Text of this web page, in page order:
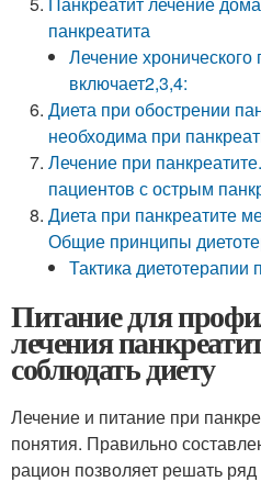
панкреатита
Лечение хронического
включает2,3,4:
Диета при обострении
необходима при
Лечение при
пациентов с острым
Диета при панкреатите
Общие принципы
Тактика диетотерапии
Питание для
лечения
соблюдать диету
Лечение и питание при
понятия. Правильно
рацион позволяет решать